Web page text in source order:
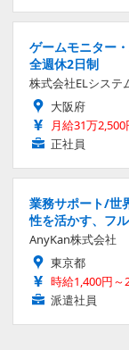
ゲームモニター
全週休2日制
株式会社ELシステ
大阪府
月給31万
正社員
業務サポート/世
性を活かす、フ
AnyKan株式会社
東京都
時給1,400円～
派遣社員